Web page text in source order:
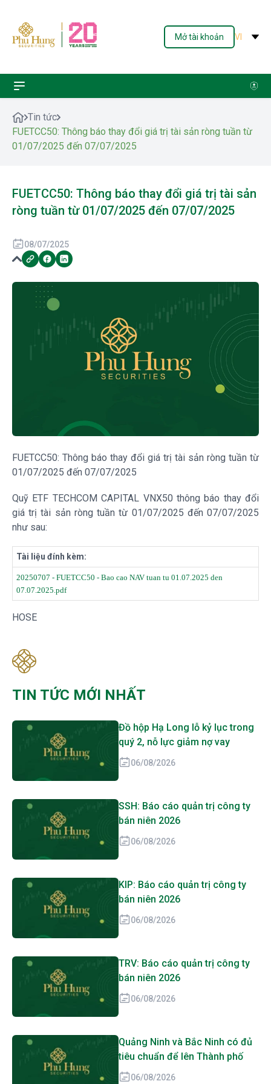
Mở tài khoản VI
Tin tức
FUETCC50: Thông báo thay đổi giá trị tài sản ròng tuần từ
01/07/2025 đến 07/07/2025
FUETCC50: Thông báo thay đổi giá trị tài sản
ròng tuần từ 01/07/2025 đến 07/07/2025
08/07/2025
FUETCC50: Thông báo thay đổi giá trị tài sản ròng tuần từ
01/07/2025 đến 07/07/2025
Quỹ ETF TECHCOM CAPITAL VNX50 thông báo thay đổi
giá trị tài sản ròng tuần từ 01/07/2025 đến 07/07/2025
như sau:
Tài liệu đính kèm:
20250707 - FUETCC50 - Bao cao NAV tuan tu 01.07.2025 den
07.07.2025.pdf
HOSE
TIN TỨC MỚI NHẤT
Đồ hộp Hạ Long lỗ kỷ lục trong
quý 2, nỗ lực giảm nợ vay
06/08/2026
SSH: Báo cáo quản trị công ty
bán niên 2026
06/08/2026
KIP: Báo cáo quản trị công ty
bán niên 2026
06/08/2026
TRV: Báo cáo quản trị công ty
bán niên 2026
06/08/2026
Quảng Ninh và Bắc Ninh có đủ
tiêu chuẩn để lên Thành phố
06/08/2026